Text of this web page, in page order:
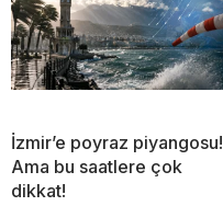
İzmir’e poyraz piyangosu!
Ama bu saatlere çok
dikkat!